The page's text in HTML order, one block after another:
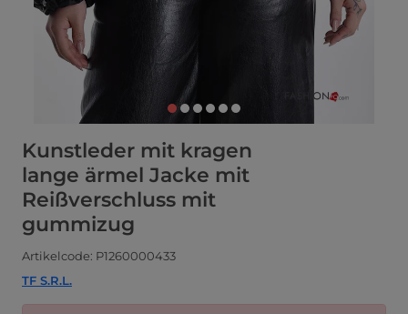
Kunstleder mit kragen
lange ärmel Jacke mit
Reißverschluss mit
gummizug
Artikelcode: P1260000433
TF S.R.L.